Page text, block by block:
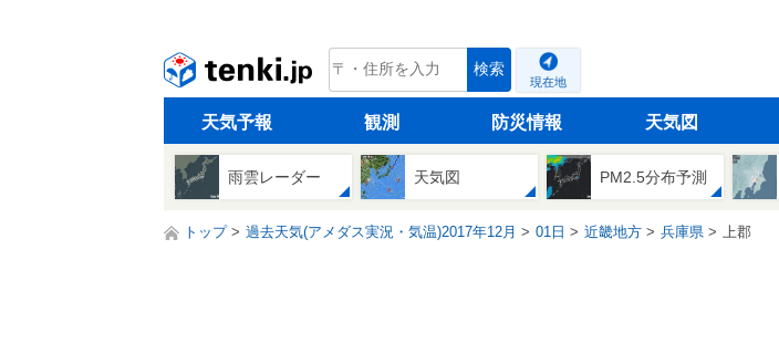
tenki.jp 検索
現在地
天気予報 観測 防災情報 天気図
雨雲レーダー 天気図 PM2.5分布予測
トップ 過去天気(アメダス実況・気温)2017年12月 01日 近畿地方 兵庫県 上郡